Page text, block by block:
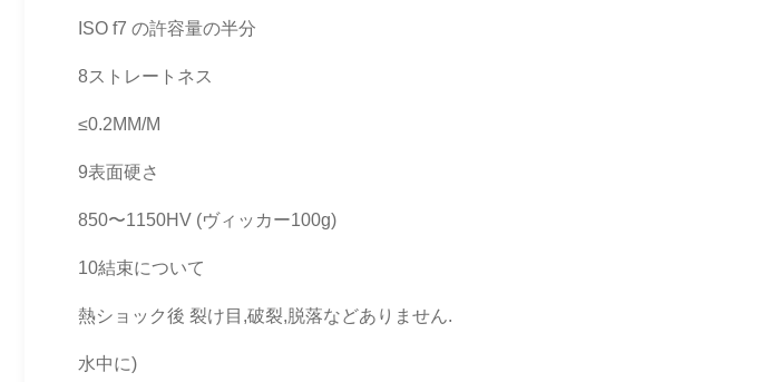
ISO f7 の許容量の半分
8ストレートネス
≤0.2MM/M
9表面硬さ
850〜1150HV (ヴィッカー100g)
10結束について
熱ショック後 裂け目,破裂,脱落などありません.
水中に)